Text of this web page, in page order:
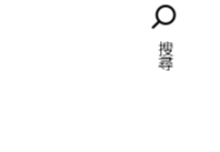
搜尋